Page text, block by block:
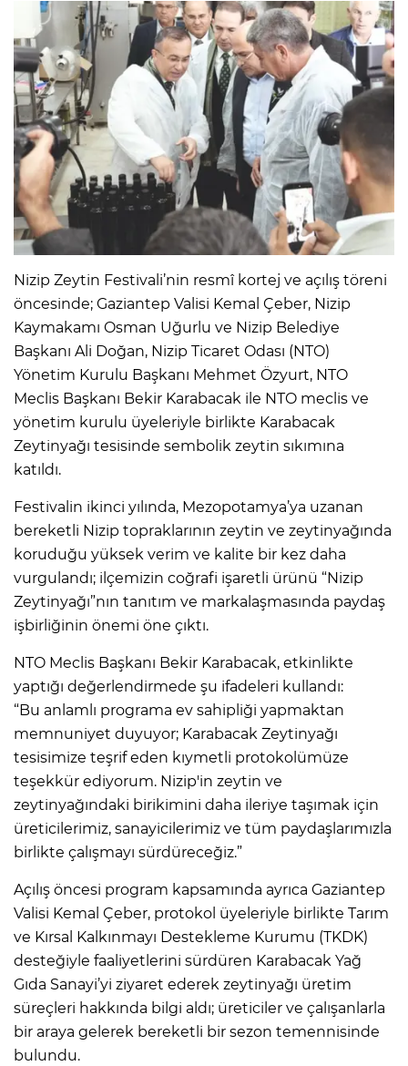
Nizip Zeytin Festivali’nin resmî kortej ve açılış töreni
öncesinde; Gaziantep Valisi Kemal Çeber, Nizip
Kaymakamı Osman Uğurlu ve Nizip Belediye
Başkanı Ali Doğan, Nizip Ticaret Odası (NTO)
Yönetim Kurulu Başkanı Mehmet Özyurt, NTO
Meclis Başkanı Bekir Karabacak ile NTO meclis ve
yönetim kurulu üyeleriyle birlikte Karabacak
Zeytinyağı tesisinde sembolik zeytin sıkımına
katıldı.
Festivalin ikinci yılında, Mezopotamya’ya uzanan
bereketli Nizip topraklarının zeytin ve zeytinyağında
koruduğu yüksek verim ve kalite bir kez daha
vurgulandı; ilçemizin coğrafi işaretli ürünü “Nizip
Zeytinyağı”nın tanıtım ve markalaşmasında paydaş
işbirliğinin önemi öne çıktı.
NTO Meclis Başkanı Bekir Karabacak, etkinlikte
yaptığı değerlendirmede şu ifadeleri kullandı:
“Bu anlamlı programa ev sahipliği yapmaktan
memnuniyet duyuyor; Karabacak Zeytinyağı
tesisimize teşrif eden kıymetli protokolümüze
teşekkür ediyorum. Nizip'in zeytin ve
zeytinyağındaki birikimini daha ileriye taşımak için
üreticilerimiz, sanayicilerimiz ve tüm paydaşlarımızla
birlikte çalışmayı sürdüreceğiz.”
Açılış öncesi program kapsamında ayrıca Gaziantep
Valisi Kemal Çeber, protokol üyeleriyle birlikte Tarım
ve Kırsal Kalkınmayı Destekleme Kurumu (TKDK)
desteğiyle faaliyetlerini sürdüren Karabacak Yağ
Gıda Sanayi’yi ziyaret ederek zeytinyağı üretim
süreçleri hakkında bilgi aldı; üreticiler ve çalışanlarla
bir araya gelerek bereketli bir sezon temennisinde
bulundu.